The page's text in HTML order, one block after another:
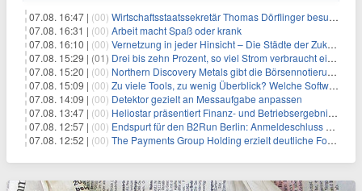
07.08. 16:47 | (00) Wirtschaftsstaatssekretär Thomas Dörflinger besucht Handwerksbetrieb im Kammerbezirk Freiburg
07.08. 16:31 | (00) Arbeit macht Spaß oder krank
07.08. 16:10 | (00) Vernetzung in jeder Hinsicht – Die Städte der Zukunft sind grün-blau
07.08. 15:29 | (01) Drei bis zehn Prozent, so viel Strom verbraucht ein Aufzug im Gebäude
07.08. 15:20 | (00) Northern Discovery Metals gibt die Börsennotierung an der Frankfurter Wertpapierbörse bekannt
07.08. 15:09 | (00) Zu viele Tools, zu wenig Überblick? Welche Software IT-Dienstleister wirklich brauchen
07.08. 14:09 | (00) Detektor gezielt an Messaufgabe anpassen
07.08. 13:47 | (00) Heliostar präsentiert Finanz- und Betriebsergebnis für das zweite Quartal 2026 mit Goldproduktion und Barreserven in Rekordhöhe
07.08. 12:57 | (00) Endspurt für den B2Run Berlin: Anmeldeschluss am 26. August
07.08. 12:52 | (00) The Payments Group Holding erzielt deutliche Fortschritte bei ihren AI-Projekten